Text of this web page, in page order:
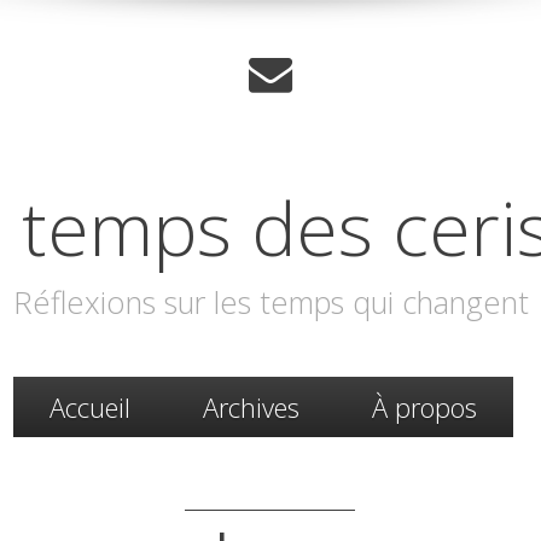
temps des
Réflexions sur les temps qui changent
Accueil Archives À propos